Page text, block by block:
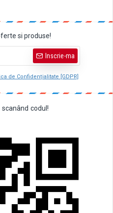
si produse!
Inscrie-ma
de Confidențialitate [GDPR]
scanând codul!